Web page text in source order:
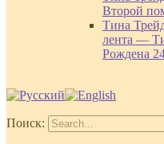
Второй
Тина
лента —
Рождена
Поиск: